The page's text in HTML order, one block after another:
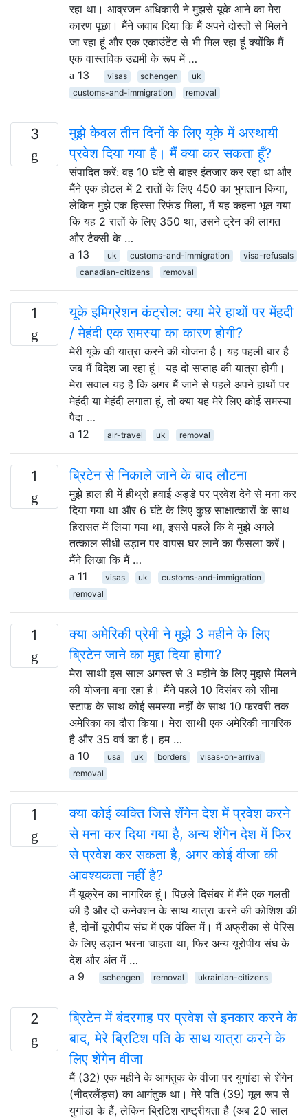
रहा था। आव्रजन अधिकारी ने मुझसे यूके आने का मेरा
कारण पूछा। मैंने जवाब दिया कि मैं अपने दोस्तों से मिलने
जा रहा हूं और एक एकाउंटेंट से भी मिल रहा हूं क्योंकि मैं
एक वास्तविक उद्यमी के रूप में …
13
visas schengen
uk
customs-and-immigration
removal
3
मुझे केवल तीन दिनों के लिए यूके में अस्थायी
प्रवेश दिया गया है। मैं क्या कर सकता हूँ?
संपादित करें: वह 10 घंटे से बाहर इंतजार कर रहा था और
मैंने एक होटल में 2 रातों के लिए 450 का भुगतान किया,
लेकिन मुझे एक हिस्सा रिफंड मिला, मैं यह कहना भूल गया
कि यह 2 रातों के लिए 350 था, उसने ट्रेन की लागत
और टैक्सी के …
13
uk customs-and-immigration
visa-refusals
canadian-citizens
removal
1
यूके इमिग्रेशन कंट्रोल: क्या मेरे हाथों पर मेंहदी
/ मेहंदी एक समस्या का कारण होगी?
मेरी यूके की यात्रा करने की योजना है। यह पहली बार है
जब मैं विदेश जा रहा हूं। यह दो सप्ताह की यात्रा होगी।
मेरा सवाल यह है कि अगर मैं जाने से पहले अपने हाथों पर
मेहंदी या मेहंदी लगाता हूं, तो क्या यह मेरे लिए कोई समस्या
पैदा …
12
air-travel uk removal
1 ब्रिटेन से निकाले जाने के बाद लौटना
मुझे हाल ही में हीथ्रो हवाई अड्डे पर प्रवेश देने से मना कर
दिया गया था और 6 घंटे के लिए कुछ साक्षात्कारों के साथ
हिरासत में लिया गया था, इससे पहले कि वे मुझे अगले
तत्काल सीधी उड़ान पर वापस घर लाने का फैसला करें।
मैंने लिखा कि मैं …
11
visas uk
customs-and-immigration
removal
1
क्या अमेरिकी प्रेमी ने मुझे 3 महीने के लिए
ब्रिटेन जाने का मुद्दा दिया होगा?
मेरा साथी इस साल अगस्त से 3 महीने के लिए मुझसे मिलने
की योजना बना रहा है। मैंने पहले 10 दिसंबर को सीमा
स्टाफ के साथ कोई समस्या नहीं के साथ 10 फरवरी तक
अमेरिका का दौरा किया। मेरा साथी एक अमेरिकी नागरिक
है और 35 वर्ष का है। हम …
10
usa uk borders
visas-on-arrival
removal
1
क्या कोई व्यक्ति जिसे शेंगेन देश में प्रवेश करने
से मना कर दिया गया है, अन्य शेंगेन देश में फिर
से प्रवेश कर सकता है, अगर कोई वीजा की
आवश्यकता नहीं है?
मैं यूक्रेन का नागरिक हूं। पिछले दिसंबर में मैंने एक गलती
की है और दो कनेक्शन के साथ यात्रा करने की कोशिश की
है, दोनों यूरोपीय संघ में एक पंक्ति में। मैं अफ्रीका से पेरिस
के लिए उड़ान भरना चाहता था, फिर अन्य यूरोपीय संघ के
देश और अंत में …
9
schengen removal ukrainian-citizens
2
ब्रिटेन में बंदरगाह पर प्रवेश से इनकार करने के
बाद, मेरे ब्रिटिश पति के साथ यात्रा करने के
लिए शेंगेन वीजा
मैं (32) एक महीने के आगंतुक के वीजा पर युगांडा से शेंगेन
(नीदरलैंड्स) का आगंतुक था। मेरे पति (39) मूल रूप से
युगांडा के हैं, लेकिन ब्रिटिश राष्ट्रीयता है (अब 20 साल